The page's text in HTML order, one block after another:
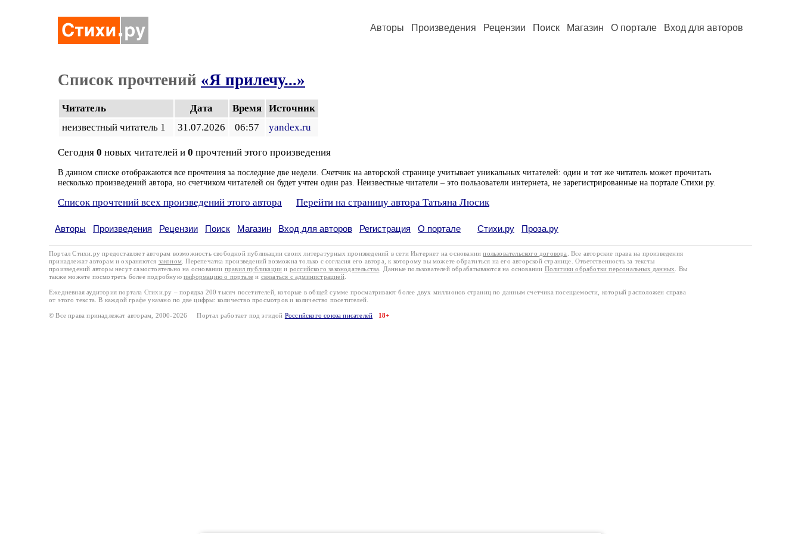
Авторы Произведения Рецензии Поиск Магазин О портале Вход для авторов
Список прочтений «Я прилечу...»
Читатель Дата Время
Источник
неизвестный читатель 1
31.07.2026 06:57 yandex.ru
Сегодня 0 новых читателей и 0 прочтений этого произведения
В данном списке отображаются все прочтения за последние две недели. Счетчик на авторской странице учитывает уникальных читателей: один и тот же читатель может прочитать
несколько произведений автора, но счетчиком читателей он будет учтен один раз. Неизвестные читатели – это пользователи интернета, не зарегистрированные на портале Стихи.ру.
Список прочтений всех произведений этого автора Перейти на страницу автора Татьяна Люсик
Авторы Произведения Рецензии Поиск Магазин Вход для авторов Регистрация О портале Стихи.ру Проза.ру
Портал Стихи.ру предоставляет авторам возможность свободной публикации своих литературных произведений в сети Интернет на основаниипользовательского договора
. Все авторские права на произведения
принадлежат авторам и охраняются законом . Перепечатка произведений возможна только с согласия его автора, к которому вы можете обратиться на его авторской странице. Ответственность за тексты
произведений авторы несут самостоятельно на основании правил публикации и российского законодательства . Данные пользователей обрабатываются на основании Политики обработки персональных данных
. Вы
также можете посмотреть более подробную информацию о портале и связаться с администрацией.
Ежедневная аудитория портала Стихи.ру – порядка 200 тысяч посетителей, которые в общей сумме просматривают более двух миллионов страниц по данным счетчика посещаемости, который расположен справа
от этого текста. В каждой графе указано по две цифры: количество просмотров и количество посетителей.
© Все права принадлежат авторам, 2000-2026 Портал работает под эгидой Российского союза писателей 18+